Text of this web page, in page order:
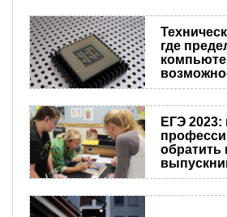
где
ЕГЭ 2023:
обратить